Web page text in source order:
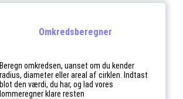
Omkredsberegner
Beregn omkredsen, uanset om du kender
radius, diameter eller areal af cirklen. Indtast
blot den værdi, du har, og lad vores
lommeregner klare resten